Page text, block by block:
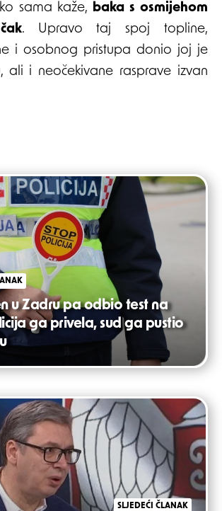
sama kaže, baka s osmijehom
. Upravo taj spoj topline,
i osobnog pristupa donio joj je
ali i neočekivane rasprave izvan
u Zadru pa odbio test na
ga privela, sud ga pustio
SLJEDEĆI ČLANAK